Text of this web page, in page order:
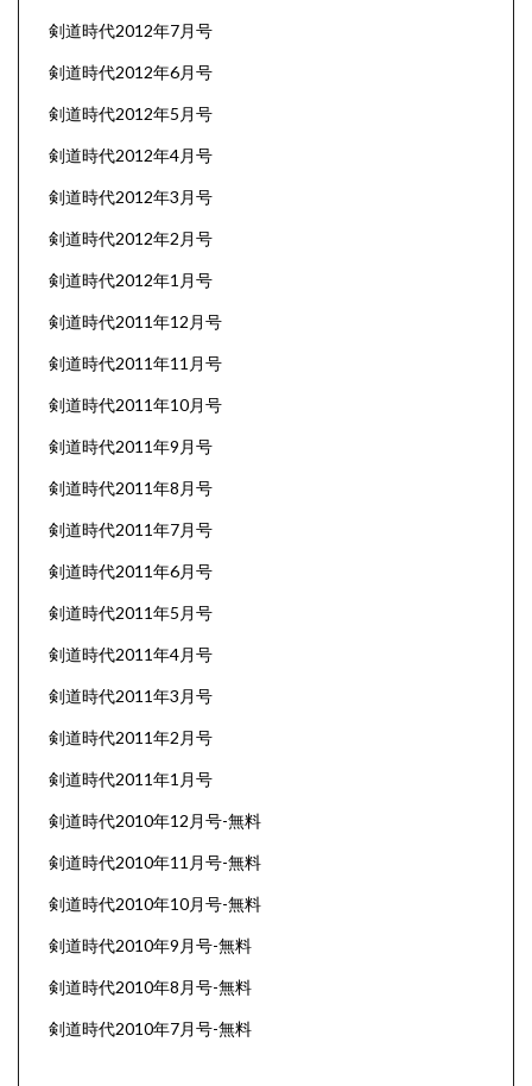
剣道時代2012年7月号
剣道時代2012年6月号
剣道時代2012年5月号
剣道時代2012年4月号
剣道時代2012年3月号
剣道時代2012年2月号
剣道時代2012年1月号
剣道時代2011年12月号
剣道時代2011年11月号
剣道時代2011年10月号
剣道時代2011年9月号
剣道時代2011年8月号
剣道時代2011年7月号
剣道時代2011年6月号
剣道時代2011年5月号
剣道時代2011年4月号
剣道時代2011年3月号
剣道時代2011年2月号
剣道時代2011年1月号
剣道時代2010年12月号-無料
剣道時代2010年11月号-無料
剣道時代2010年10月号-無料
剣道時代2010年9月号-無料
剣道時代2010年8月号-無料
剣道時代2010年7月号-無料